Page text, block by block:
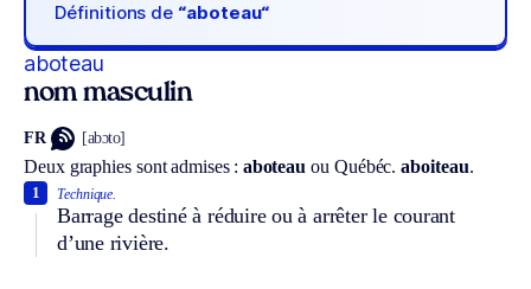
Définitions de “aboteau“
aboteau
nom masculin
FR [abɔto]
Deux graphies sont admises : aboteau ou Québéc. aboiteau.
Technique.
Barrage destiné à réduire ou à arrêter le courant
d’une rivière.
1